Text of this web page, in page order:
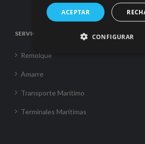
SERVICIOS
Remolque
Amarre
Transporte Marítimo
Terminales Marítimas
ACEPTAR
CONFIGURAR